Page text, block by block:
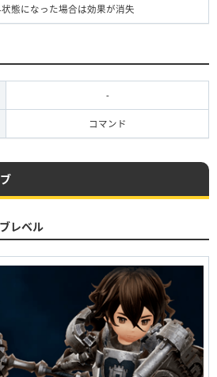
態になった場合は効果が消失
-
コマンド
レベル